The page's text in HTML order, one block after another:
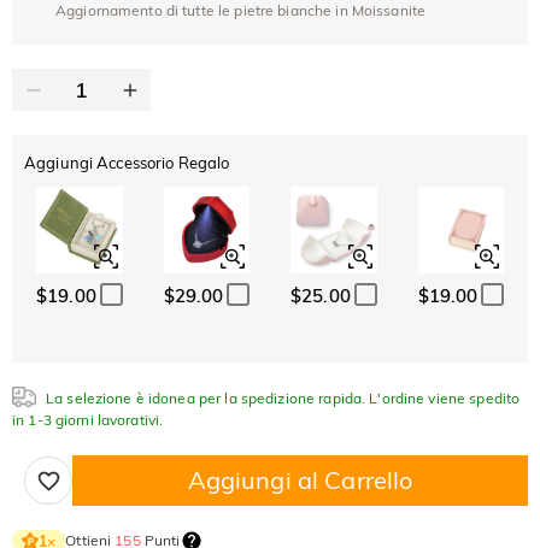
Aggiornamento di tutte le pietre bianche in Moissanite
Aggiungi Accessorio Regalo
$19.00 $29.00 $25.00 $19.00
La selezione è idonea per la spedizione rapida. L'ordine viene spedito
in 1-3 giorni lavorativi.
Aggiungi al Carrello
1× Ottieni 155Punti